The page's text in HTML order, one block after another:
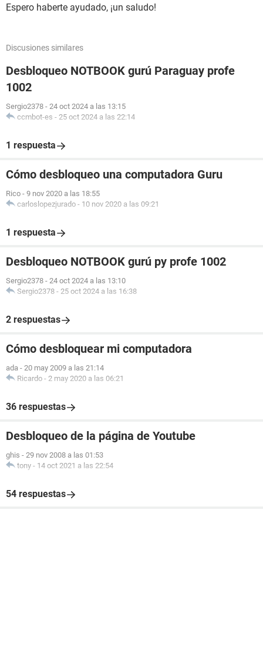
Espero haberte ayudado, ¡un saludo!
Discusiones similares
Desbloqueo NOTBOOK gurú Paraguay profe
1002
Sergio2378 - 24 oct 2024 a las 13:15
ccmbot-es - 25 oct 2024 a las 22:14
1 respuesta
Cómo desbloqueo una computadora Guru
Rico - 9 nov 2020 a las 18:55
carloslopezjurado - 10 nov 2020 a las 09:21
1 respuesta
Desbloqueo NOTBOOK gurú py profe 1002
Sergio2378 - 24 oct 2024 a las 13:10
Sergio2378 - 25 oct 2024 a las 16:38
2 respuestas
Cómo desbloquear mi computadora
ada - 20 may 2009 a las 21:14
Ricardo - 2 may 2020 a las 06:21
36 respuestas
Desbloqueo de la página de Youtube
ghis - 29 nov 2008 a las 01:53
tony - 14 oct 2021 a las 22:54
54 respuestas